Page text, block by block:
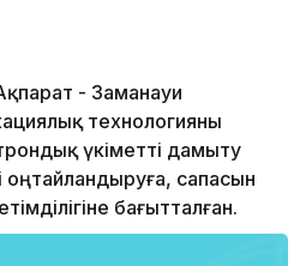
- Заманауи
технологияны
үкіметті дамыту
оңтайландыруға, сапасын
бағытталған.